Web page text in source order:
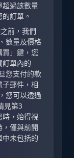
超過該數量
訂單。
前，我們
數量及價格
」鍵，您
訂單內的
您支付的款
郵件，相
您可以透過
見第3
時，始得視
僅與前開
未包括的